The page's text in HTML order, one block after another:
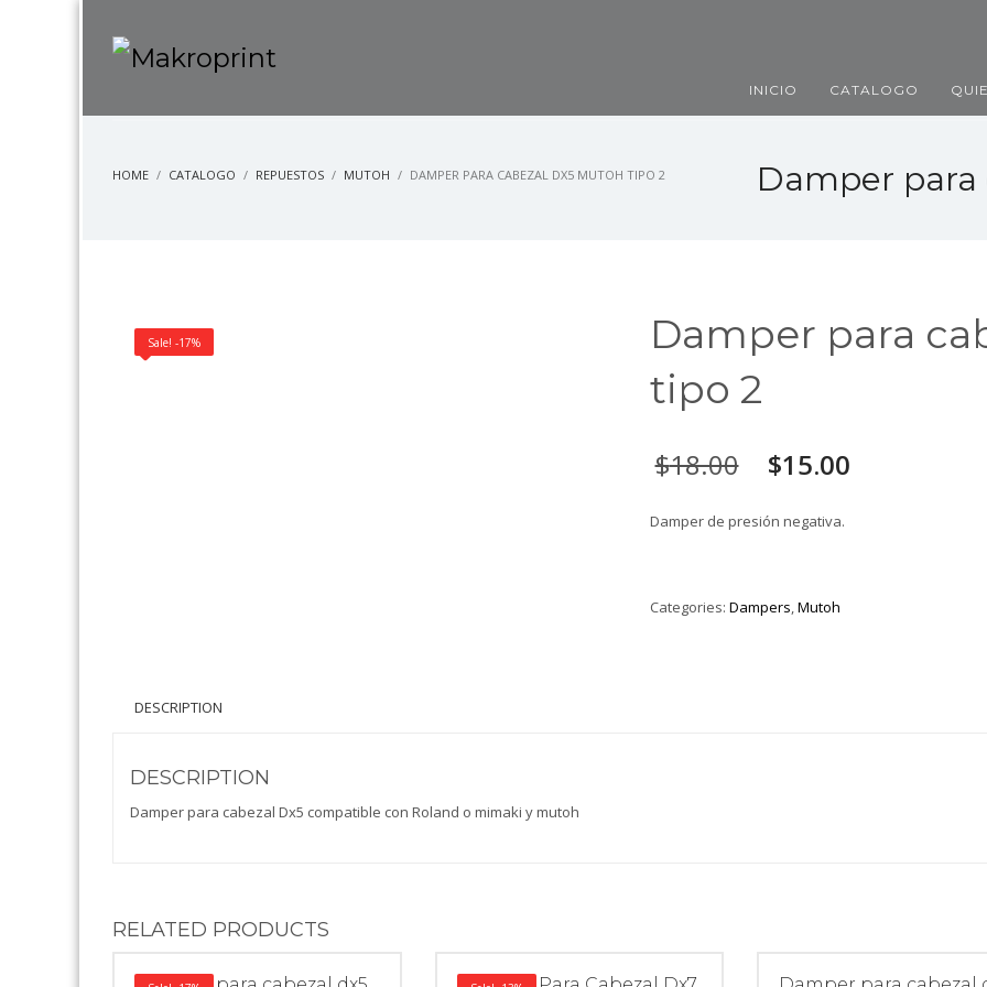
INICIO CATALOGO
HOME CATALOGO REPUESTOS MUTOH DAMPER PARA CABEZAL DX5 MUTOH TIPO 2
Damper
Sale! -17%
Damper para
tipo 2
$18.00 $15.00
Damper de presión negativa.
Categories: Dampers,Mutoh
DESCRIPTION
DESCRIPTION
Damper para cabezal Dx5 compatible con Roland o mimaki y mutoh
RELATED PRODUCTS